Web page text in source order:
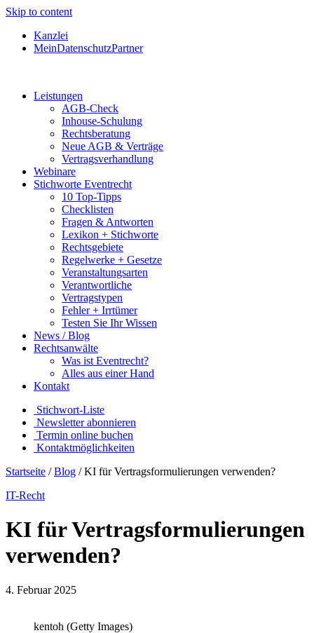
Skip to content
Kanzlei
MeinDatenschutzPartner
Leistungen
AGB-Check
Inhouse-Schulung
Rechtsberatung
Neue AGB & Verträge
Vertragsverhandlung
Webinare
Stichworte Eventrecht
10 Top-Tipps
Checklisten
Fragen & Antworten
Lexikon + Stichworte
Rechtsgebiete
Regelwerke + Gesetze
Veranstaltungsarten
Verantwortliche
Vertragstypen
Fehler + Irrtümer
Testen Sie Ihr Wissen
News / Blog
Rechtsanwälte
Was ist Eventrecht?
Alles aus einer Hand
Kontakt
Stichwort-Liste
Newsletter abonnieren
Termin online buchen
Kontaktmöglichkeiten
Startseite /Blog /KI für Vertragsformulierungen verwenden?
IT-Recht
KI für Vertragsformulierungen
verwenden?
4. Februar 2025
kentoh (Getty Images)